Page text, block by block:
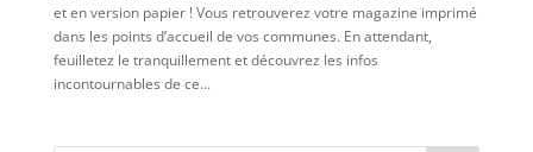
et en version papier ! Vous retrouverez votre magazine imprimé
dans les points d’accueil de vos communes. En attendant,
feuilletez le tranquillement et découvrez les infos
incontournables de ce...